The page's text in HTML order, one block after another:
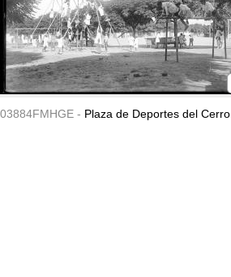
03884FMHGE - Plaza de Deportes del Cerro.